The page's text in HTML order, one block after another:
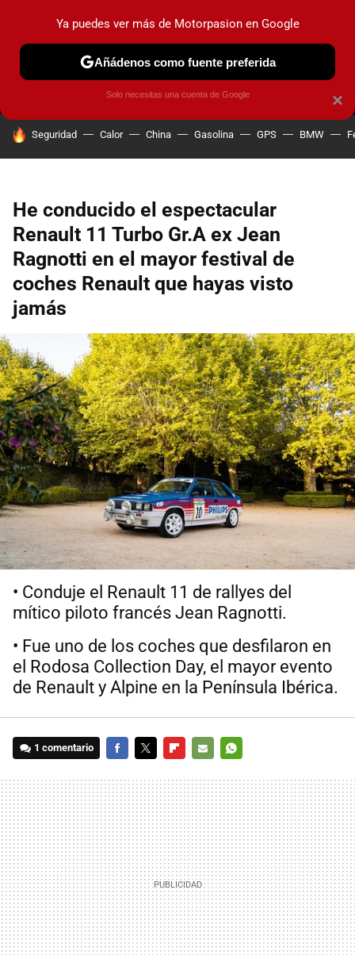
MENÚ NUEVO
COCHES ELÉCTRICOS OBSERVATORIO
HOY SE HABLA DE
Seguridad Calor China Gasolina GPS BMW
He conducido el espectacular
Renault 11 Turbo Gr.A ex Jean
Ragnotti en el mayor festival de
coches Renault que hayas visto
jamás
• Conduje el Renault 11 de rallyes del
mítico piloto francés Jean Ragnotti.
• Fue uno de los coches que desfilaron en
el Rodosa Collection Day, el mayor evento
de Renault y Alpine en la Península Ibérica.
1 comentario
MAIL
×
Ya puedes ver más de Motorpasion en Google
Añádenos como fuente preferida
Solo necesitas una cuenta de Google